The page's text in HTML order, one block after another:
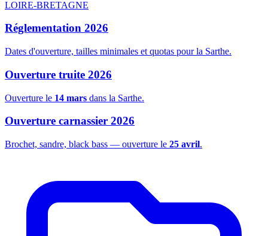
LOIRE-BRETAGNE
Réglementation 2026
Dates d'ouverture, tailles minimales et quotas pour la Sarthe.
Ouverture truite 2026
Ouverture le 14 mars dans la Sarthe.
Ouverture carnassier 2026
Brochet, sandre, black bass — ouverture le 25 avril.